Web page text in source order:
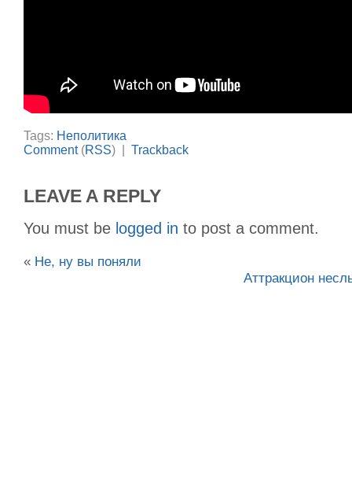
Tags: Неполитика
Comment(RSS) | Trackback
LEAVE A REPLY
You must be logged in to post a comment.
« Не, ну вы поняли
Аттракцион